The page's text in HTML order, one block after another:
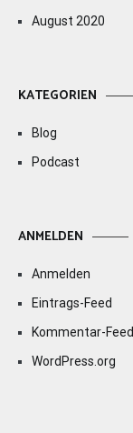
August 2020
KATEGORIEN
Blog
Podcast
ANMELDEN
Anmelden
Eintrags-Feed
Kommentar-Feed
WordPress.org